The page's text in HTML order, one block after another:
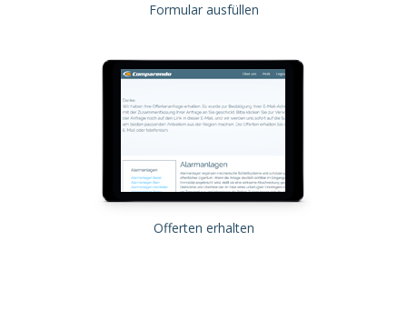
Formular ausfüllen
Offerten erhalten